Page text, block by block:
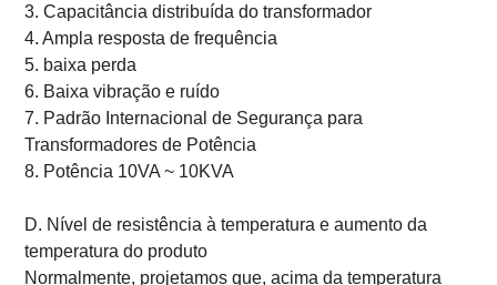
3. Capacitância distribuída do transformador
4. Ampla resposta de frequência
5. baixa perda
6. Baixa vibração e ruído
7. Padrão Internacional de Segurança para
Transformadores de Potência
8. Potência 10VA ~ 10KVA
D. Nível de resistência à temperatura e aumento da
temperatura do produto
Normalmente, projetamos que, acima da temperatura